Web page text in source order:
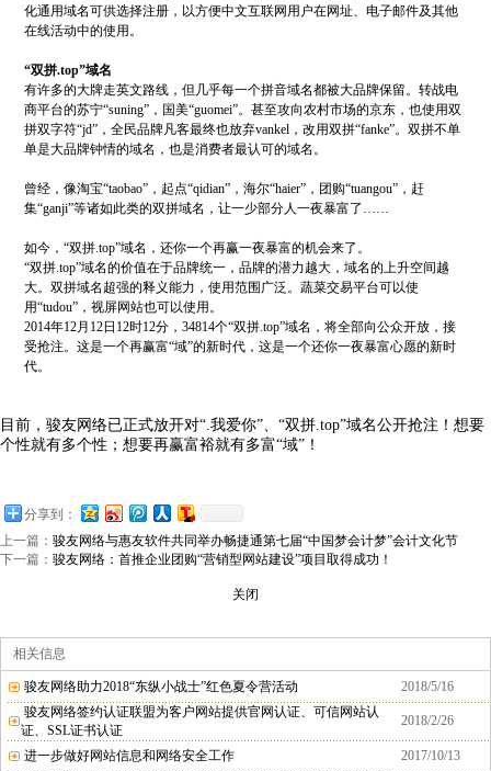
化通用域名可供选择注册，以方便中文互联网用户在网址、电子邮件及其他
在线活动中的使用。
“双拼.top”域名
有许多的大牌走英文路线，但几乎每一个拼音域名都被大品牌保留。转战电
商平台的苏宁“suning”，国美“guomei”。甚至攻向农村市场的京东，也使用双
拼双字符“jd”，全民品牌凡客最终也放弃vankel ，改用双拼“fanke”。双拼不单
单是大品牌钟情的域名，也是消费者最认可的域名。
曾经，像淘宝“taobao”，起点“qidian”，海尔“haier”，团购“tuangou”，赶
集“ganji”等诸如此类的双拼域名，让一少部分人一夜暴富了 ……
如今，“双拼.top”域名，还你一个再赢一夜暴富的机会来了。
“双拼.top”域名的价值在于品牌统一，品牌的潜力越大，域名的上升空间越
大。双拼域名超强的释义能力，使用范围广泛。蔬菜交易平台可以使
用“tudou”，视屏网站也可以使用。
2014年12月 12日 12时12分，34814个“双拼.top”域名，将全部向公众开放，接
受抢注。这是一个再赢富“域”的新时代，这是一个还你一夜暴富心愿的新时
代。
目前，骏友网络已正式放开对“.我爱你”、“双拼.top”域名公开抢注！想要
个性就有多个性；想要再赢富裕就有多富“域”！
分享到：
上一篇： 骏友网络与惠友软件共同举办畅捷通第七届“中国梦会计梦”会计文化节
下一篇： 骏友网络：首推企业团购“营销型网站建设”项目取得成功！
关闭
相关信息
骏友网络助力2018“东纵小战士”红色夏令营活动
2018/5/16
骏友网络签约认证联盟为客户网站提供官网认证、可信网站认
证、SSL证书认证
2018/2/26
进一步做好网站信息和网络安全工作
2017/10/13